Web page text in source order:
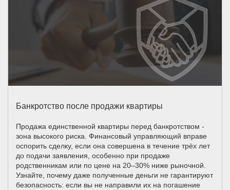
Банкротство после продажи квартиры
Продажа единственной квартиры перед банкротством -
зона высокого риска. Финансовый управляющий вправе
оспорить сделку, если она совершена в течение трёх лет
до подачи заявления, особенно при продаже
родственникам или по цене на 20–30% ниже рыночной.
Узнайте, почему даже полученные деньги не гарантируют
безопасность: если вы не направили их на погашение